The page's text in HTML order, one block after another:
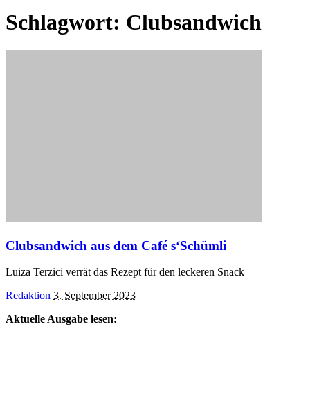
Schlagwort: Clubsandwich
Clubsandwich aus dem Café s‘Schümli
Luiza Terzici verrät das Rezept für den leckeren Snack
Posted
Redaktion 3. September 2023
Aktuelle Ausgabe lesen: